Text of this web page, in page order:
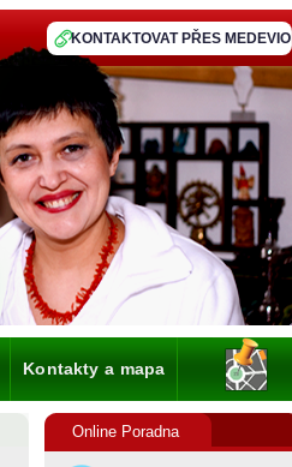
KONTAKTOVAT PŘES MEDEVIO
Kontakty a mapa
Online Poradna